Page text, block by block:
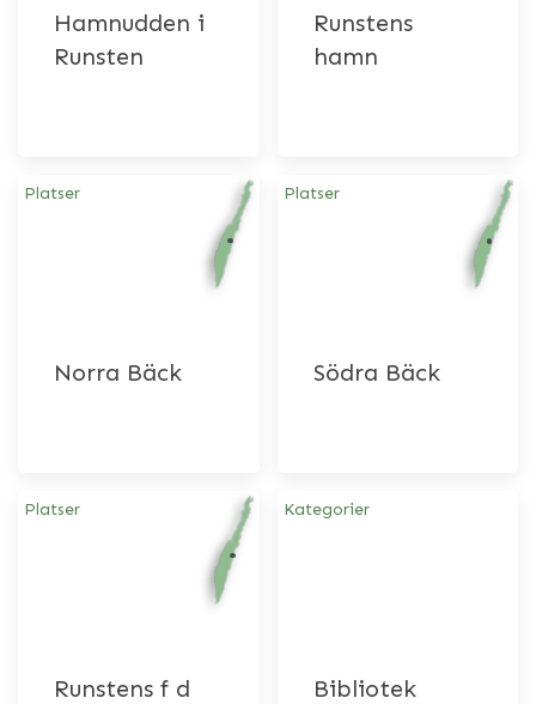
Hamnudden i
Runsten
Runstens
hamn
Platser
Norra Bäck
Platser
Södra Bäck
Platser
Runstens f d
Kategorier
Bibliotek